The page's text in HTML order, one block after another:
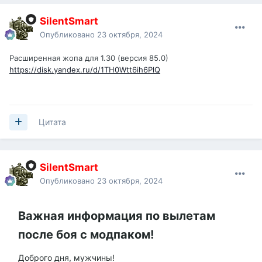
SilentSmart
Опубликовано 23 октября, 2024
Расширенная жопа для 1.30 (версия 85.0)
https://disk.yandex.ru/d/1TH0Wtt6ih6PlQ
Цитата
SilentSmart
Опубликовано 23 октября, 2024
Важная информация по вылетам
после боя с модпаком!
Доброго дня, мужчины!